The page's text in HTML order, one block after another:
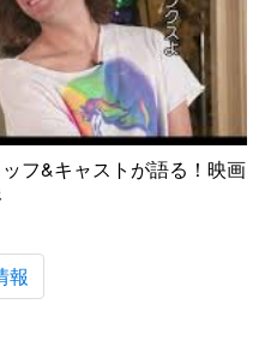
フ&キャストが語る！映画
報